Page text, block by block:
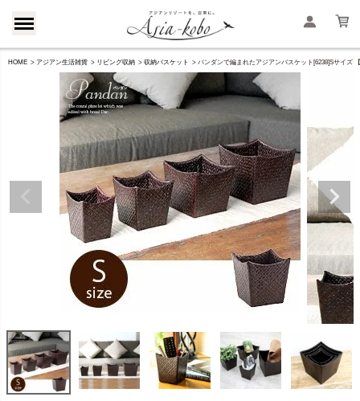
HOME アジアン生活雑貨 リビング収納 収納バスケット パンダンで編まれたアジアンバスケット[6238]Sサイズ